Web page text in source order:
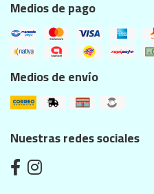
Medios de pago
Medios de envío
Nuestras redes sociales